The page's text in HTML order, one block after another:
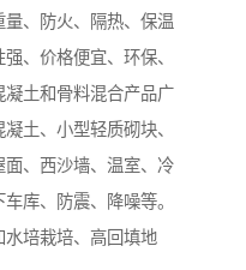
、防火、隔热、保温
、价格便宜、环保、
土和骨料混合产品广
土、小型轻质砌块、
面、西沙墙、温室、冷
库、防震、降噪等。
水培栽培、高回填地